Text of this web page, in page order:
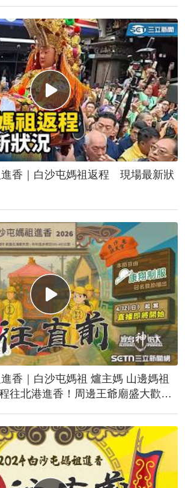
進香｜白沙屯媽祖返程 現場最新狀
香｜白沙屯媽祖 爐主媽 山邊媽祖
往北港進香！周邊王爺廟盛大歡